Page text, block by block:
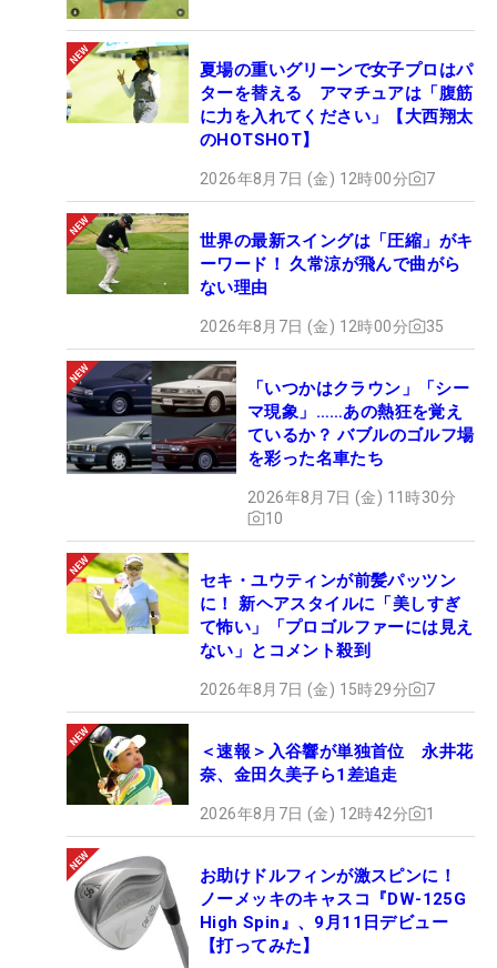
夏場の重いグリーンで女子プロはパ
ターを替える アマチュアは「腹筋
に力を入れてください」【大西翔太
のHOTSHOT】
2026年8月7日 (金) 12時00分 7
世界の最新スイングは「圧縮」がキ
ーワード！ 久常涼が飛んで曲がら
ない理由
2026年8月7日 (金) 12時00分 35
「いつかはクラウン」「シー
マ現象」……あの熱狂を覚え
ているか？ バブルのゴルフ場
を彩った名車たち
2026年8月7日 (金) 11時30分
10
セキ・ユウティンが前髪パッツン
に！ 新ヘアスタイルに「美しすぎ
て怖い」「プロゴルファーには見え
ない」とコメント殺到
2026年8月7日 (金) 15時29分 7
＜速報＞入谷響が単独首位 永井花
奈、金田久美子ら1差追走
2026年8月7日 (金) 12時42分 1
お助けドルフィンが激スピンに！
ノーメッキのキャスコ『DW-125G
High Spin』、9月11日デビュー
【打ってみた】